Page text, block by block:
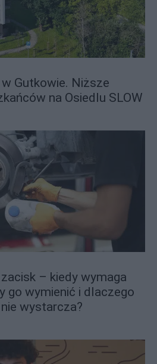
Gutkowie. Niższe
na Osiedlu SLOW
– kiedy wymaga
go wymienić i dlaczego
wystarcza?